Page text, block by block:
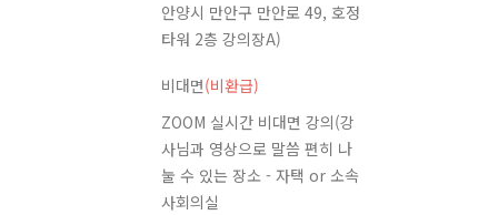
안양시 만안구 만안로 49, 호정
타워 2층 강의장A)
비대면(비환급)
ZOOM 실시간 비대면 강의(강
사님과 영상으로 말씀 편히 나
눌 수 있는 장소 - 자택 or 소속
사회의실